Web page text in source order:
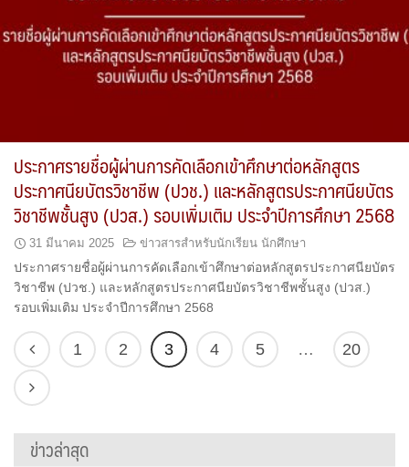
ประกาศรายชื่อผู้ผ่านการคัดเลือกเข้าศึกษาต่อหลักสูตร
ประกาศนียบัตรวิชาชีพ (ปวช.) และหลักสูตรประกาศนียบัตร
วิชาชีพชั้นสูง (ปวส.) รอบเพิ่มเติม ประจำปีการศึกษา 2568
31 มีนาคม 2025 ข่าวสารสำหรับนักเรียน นักศึกษา
ประกาศรายชื่อผู้ผ่านการคัดเลือกเข้าศึกษาต่อหลักสูตรประกาศนียบัตร
วิชาชีพ (ปวช.) และหลักสูตรประกาศนียบัตรวิชาชีพชั้นสูง (ปวส.)
รอบเพิ่มเติม ประจำปีการศึกษา 2568
1 2 3 4 5 … 20
ข่าวล่าสุด